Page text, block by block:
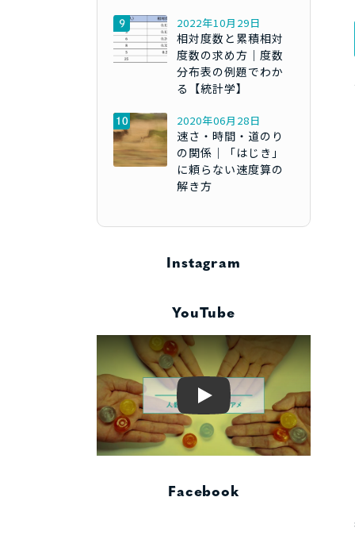
2022年10月29日
相対度数と累積相対
度数の求め方｜度数
分布表の例題でわか
る【統計学】
2020年06月28日
速さ・時間・道のり
の関係｜「はじき」
に頼らない速度算の
解き方
Instagram
YouTube
Play
Facebook